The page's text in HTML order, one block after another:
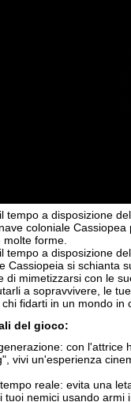
tempo a disposizione
coloniale
forme.
tempo a disposizione
Cassiopeia si schianta
di mimetizzarsi con le
a sopravvivere, le
fidarti in un mondo
del gioco:
con l'attrice
vivi un'esperienza
reale: evita una
tuoi nemici usando armi